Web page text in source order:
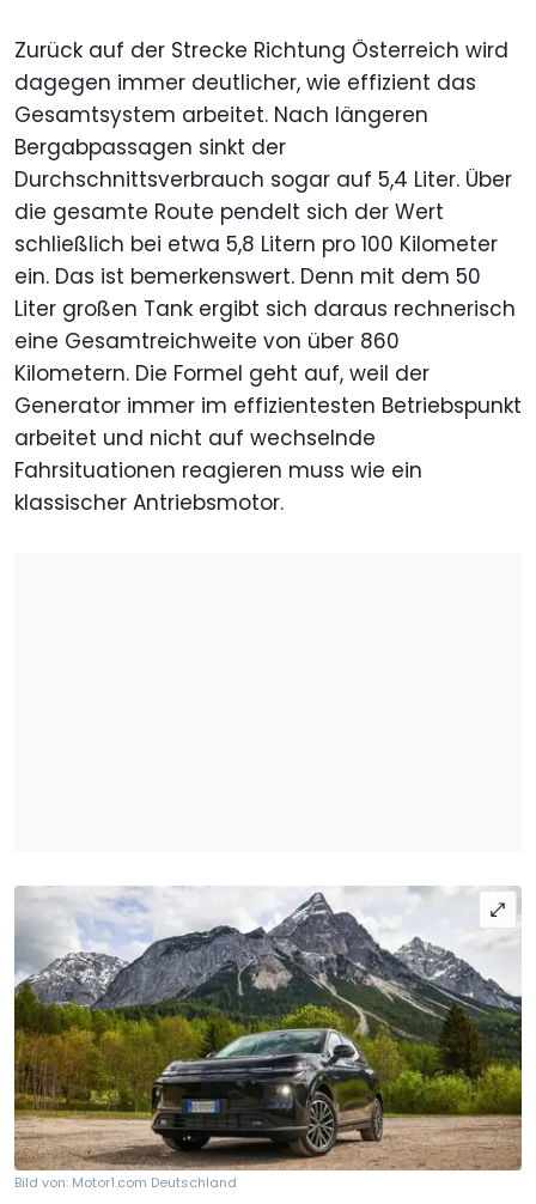
Zurück auf der Strecke Richtung Österreich wird
dagegen immer deutlicher, wie effizient das
Gesamtsystem arbeitet. Nach längeren
Bergabpassagen sinkt der
Durchschnittsverbrauch sogar auf 5,4 Liter. Über
die gesamte Route pendelt sich der Wert
schließlich bei etwa 5,8 Litern pro 100 Kilometer
ein. Das ist bemerkenswert. Denn mit dem 50
Liter großen Tank ergibt sich daraus rechnerisch
eine Gesamtreichweite von über 860
Kilometern. Die Formel geht auf, weil der
Generator immer im effizientesten Betriebspunkt
arbeitet und nicht auf wechselnde
Fahrsituationen reagieren muss wie ein
klassischer Antriebsmotor.
Bild von: Motor1.com Deutschland